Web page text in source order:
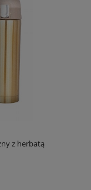
z herbatą